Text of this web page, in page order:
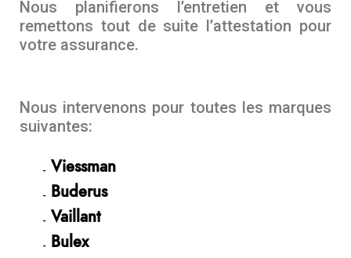
Nous planifierons l’entretien et vous
remettons tout de suite l’attestation pour
votre assurance.
Nous intervenons pour toutes les marques
suivantes:
Viessman
Buderus
Vaillant
Bulex